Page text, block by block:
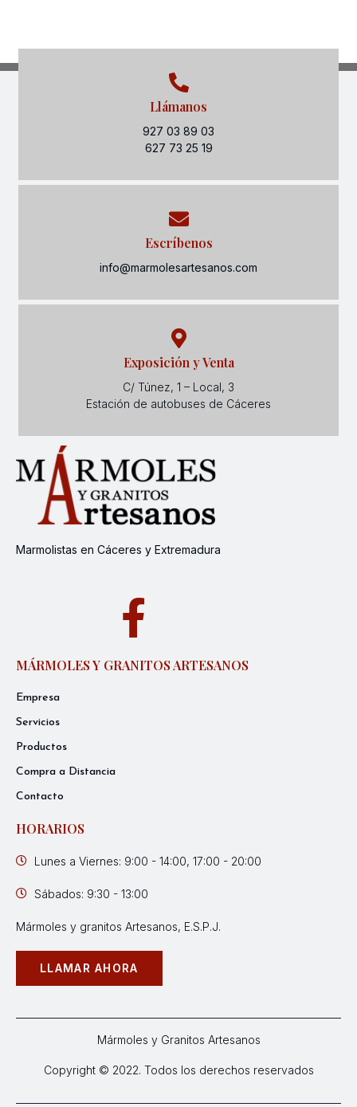
Llámanos
927 03 89 03
627 73 25 19
Escríbenos
info@marmolesartesanos.com
Exposición y Venta
C/ Túnez, 1 – Local, 3
Estación de autobuses de Cáceres
Marmolistas en Cáceres y Extremadura
MÁRMOLES Y GRANITOS ARTESANOS
Empresa
Servicios
Productos
Compra a Distancia
Contacto
HORARIOS
Lunes a Viernes: 9:00 - 14:00, 17:00 - 20:00
Sábados: 9:30 - 13:00
Mármoles y granitos Artesanos, E.S.P.J.
LLAMAR AHORA
Mármoles y Granitos Artesanos
Copyright © 2022. Todos los derechos reservados